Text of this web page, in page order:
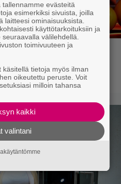
ja Jokerin isot
netissä…
evästeitä
esimerkiksi sivuista, joilla
laitteesi ominaisuuksista.
käyttötarkoituksiin ja
välilehdellä.
toimivuuteen ja
tietoja myös ilman
oikeutettu peruste. Voit
milloin tahansa
kaikki
valintani